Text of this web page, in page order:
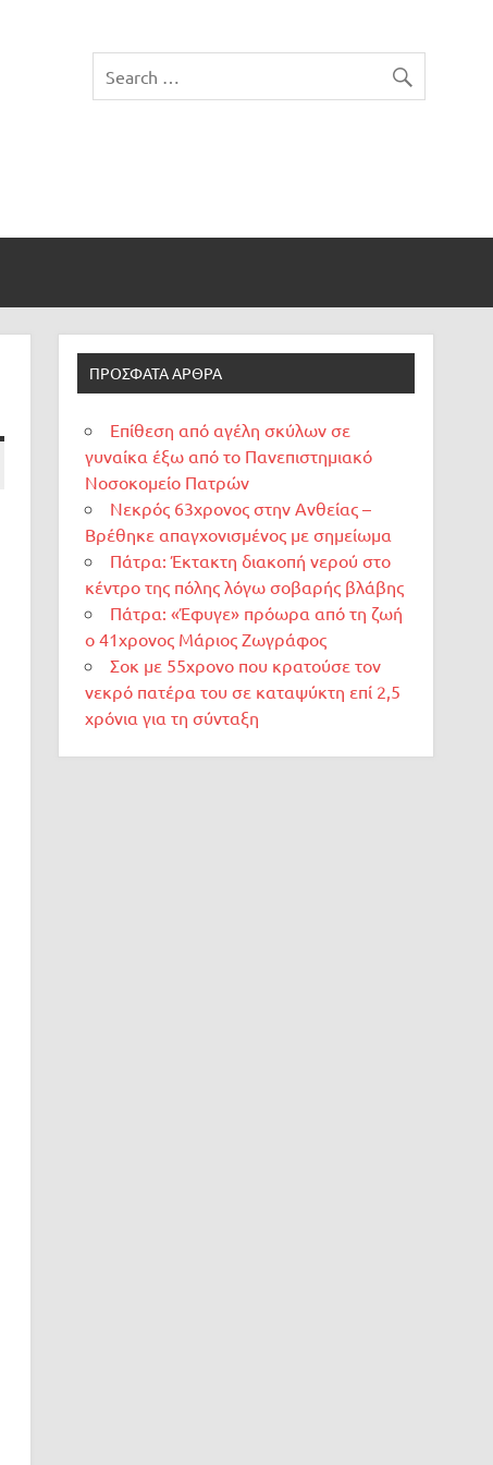
ΠΡΌΣΦΑΤΑ ΆΡΘΡΑ
Επίθεση από αγέλη σκύλων σε
γυναίκα έξω από το Πανεπιστημιακό
Νοσοκομείο Πατρών
Νεκρός 63χρονος στην Ανθείας –
Βρέθηκε απαγχονισμένος με σημείωμα
Πάτρα: Έκτακτη διακοπή νερού στο
κέντρο της πόλης λόγω σοβαρής βλάβης
Πάτρα: «Έφυγε» πρόωρα από τη ζωή
ο 41χρονος Μάριος Ζωγράφος
Σοκ με 55χρονο που κρατούσε τον
νεκρό πατέρα του σε καταψύκτη επί 2,5
χρόνια για τη σύνταξη